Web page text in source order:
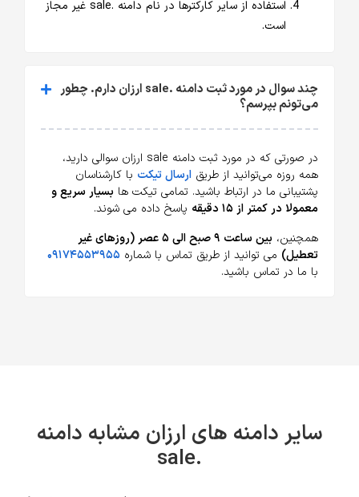
استفاده از سایر کارکترها در نام دامنه .sale غیر مجاز
است.
چند سوال در مورد ثبت دامنه .sale ارزان دارم. چطور
می‌تونم بپرسم؟
در صورتی که در مورد ثبت دامنه sale ارزان سوالی دارید،
همه روزه می‌توانید از طریق ارسال تیکت با کارشناسان
پشتیبانی ما در ارتباط باشید. تمامی تیکت ها بسیار سریع و
معمولا در کمتر از ۱۵ دقیقه
پاسخ داده می شوند.
همچنین،
بین ساعت ۹ صبح الی ۵ عصر (روزهای غیر
تعطیل) می توانید از طریق تماس با شماره ۰۹۱۷۴۵۵۳۹۵۵
با ما در تماس باشید.
سایر دامنه های ارزان مشابه دامنه
.sale